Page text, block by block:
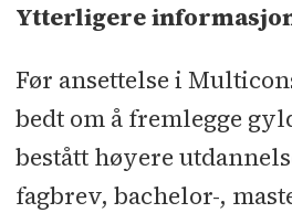
Ytterligere
Før ansettelse i
bedt om å fremlegge
bestått høyere
fagbrev, bachelor-,